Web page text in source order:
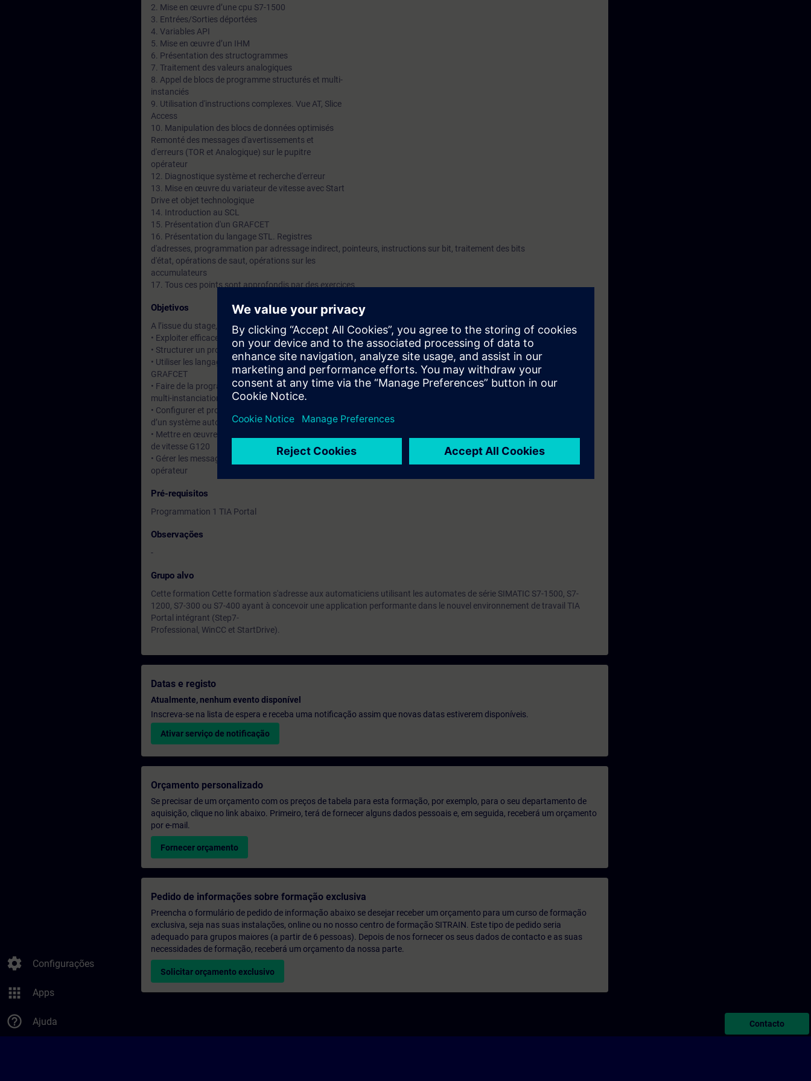
settings Configurações
apps Apps
help_outline Ajuda
2. Mise en œuvre d’une cpu S7-1500
3. Entrées/Sorties déportées
4. Variables API
5. Mise en œuvre d’un IHM
6. Présentation des structogrammes
7. Traitement des valeurs analogiques
8. Appel de blocs de programme structurés et multi-
instanciés
9. Utilisation d'instructions complexes. Vue AT, Slice
Access
10. Manipulation des blocs de données optimisés
Remonté des messages d'avertissements et
d'erreurs (TOR et Analogique) sur le pupitre
opérateur
12. Diagnostique système et recherche d'erreur
13. Mise en œuvre du variateur de vitesse avec Start
Drive et objet technologique
14. Introduction au SCL
15. Présentation d'un GRAFCET
16. Présentation du langage STL. Registres
d'adresses, programmation par adressage indirect, pointeurs, instructions sur bit, traitement des bits
d'état, opérations de saut, opérations sur les
accumulateurs
17. Tous ces points sont approfondis par des exercices
Objetivos
A l’issue du stage, le participant sera en mesure de:
• Exploiter efficacement la plateforme TIA Portal
• Structurer un programme automate S7 avancé
• Utiliser les langages LAD, FBD, SCL et
GRAFCET
• Faire de la programmation indexée et utiliser la
multi-instanciation d’appels de bloc
• Configurer et programmer la gestion d’erreurs
d’un système automatisé TIA
• Mettre en œuvre et diagnostiquer un variateur
de vitesse G120
• Gérer les messages d’alarmes sur un pupitre
opérateur
Pré-requisitos
Programmation 1 TIA Portal
Observações
-
Grupo alvo
Cette formation Cette formation s'adresse aux automaticiens utilisant les automates de série SIMATIC S7-1500, S7-
1200, S7-300 ou S7-400 ayant à concevoir une application performante dans le nouvel environnement de travail TIA
Portal intégrant (Step7-
Professional, WinCC et StartDrive).
Datas e registo
Atualmente, nenhum evento disponível
Inscreva-se na lista de espera e receba uma notificação assim que novas datas estiverem disponíveis.
Ativar serviço de notificação
Orçamento personalizado
Se precisar de um orçamento com os preços de tabela para esta formação, por exemplo, para o seu departamento de
aquisição, clique no link abaixo. Primeiro, terá de fornecer alguns dados pessoais e, em seguida, receberá um orçamento
por e-mail.
Fornecer orçamento
Pedido de informações sobre formação exclusiva
Preencha o formulário de pedido de informação abaixo se desejar receber um orçamento para um curso de formação
exclusiva, seja nas suas instalações, online ou no nosso centro de formação SITRAIN. Este tipo de pedido seria
adequado para grupos maiores (a partir de 6 pessoas). Depois de nos fornecer os seus dados de contacto e as suas
necessidades de formação, receberá um orçamento da nossa parte.
Solicitar orçamento exclusivo
Contacto